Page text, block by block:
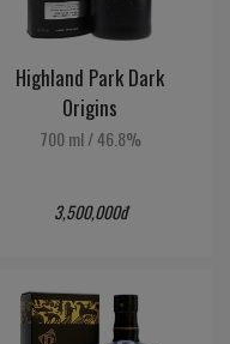
Highland Park Dark
Origins
700 ml/46.8%
3,500,000đ